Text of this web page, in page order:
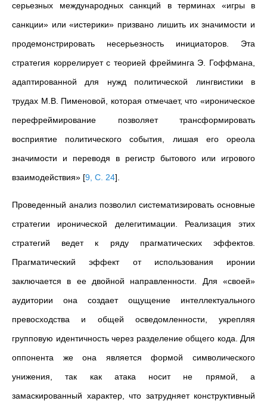
серьезных международных санкций в терминах «игры в
санкции» или «истерики» призвано лишить их значимости и
продемонстрировать несерьезность инициаторов. Эта
стратегия коррелирует с теорией фрейминга Э. Гоффмана,
адаптированной для нужд политической лингвистики в
трудах М.В. Пименовой, которая отмечает, что «ироническое
перефреймирование позволяет трансформировать
восприятие политического события, лишая его ореола
значимости и переводя в регистр бытового или игрового
взаимодействия» [9, С. 24]
Проведенный анализ позволил систематизировать основные
стратегии иронической делегитимации. Реализация этих
стратегий ведет к ряду прагматических эффектов.
Прагматический эффект от использования иронии
заключается в ее двойной направленности. Для «своей»
аудитории она создает ощущение интеллектуального
превосходства и общей осведомленности, укрепляя
групповую идентичность через разделение общего кода. Для
оппонента же она является формой символического
унижения, так как атака носит не прямой, а
замаскированный характер, что затрудняет конструктивный